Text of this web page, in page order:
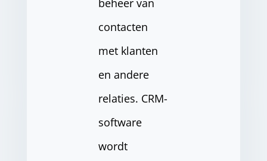
beheer van
contacten
met klanten
en andere
relaties. CRM-
software
wordt